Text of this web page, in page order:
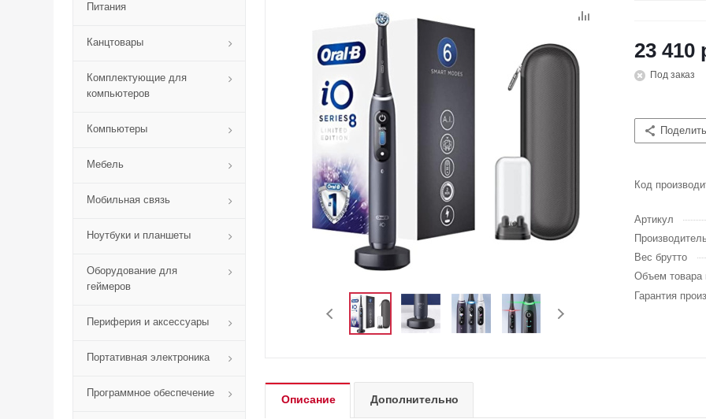
Питания
Канцтовары
Комплектующие для
компьютеров
Компьютеры
Мебель
Мобильная связь
Ноутбуки и планшеты
Оборудование для
геймеров
Периферия и аксессуары
Портативная электроника
Программное обеспечение
23 410
Под заказ
Код
Артикул
Производитель
Вес брутто
Объем товара
Гарантия
Описание Дополнительно